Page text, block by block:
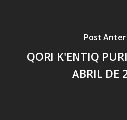
Post
QORI K'ENTIQ
ABRIL DE